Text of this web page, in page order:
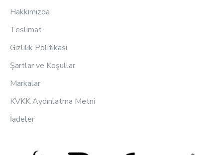
Hakkımızda
Teslimat
Gizlilik Politikası
Şartlar ve Koşullar
Markalar
KVKK Aydınlatma Metni
İadeler